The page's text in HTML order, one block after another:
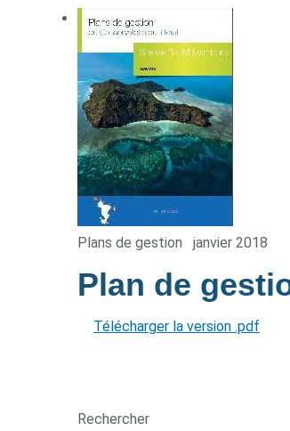
Plans de gestion janvier 2018
Plan de
Télécharger la version .pdf
Rechercher